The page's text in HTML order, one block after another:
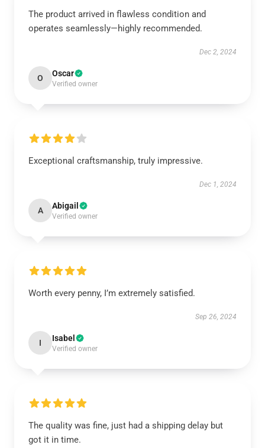
The product arrived in flawless condition and
operates seamlessly—highly recommended.
Dec 2, 2024
O Oscar
Verified owner
Exceptional craftsmanship, truly impressive.
Dec 1, 2024
A Abigail
Verified owner
Worth every penny, I’m extremely satisfied.
Sep 26, 2024
I Isabel
Verified owner
The quality was fine, just had a shipping delay but
got it in time.